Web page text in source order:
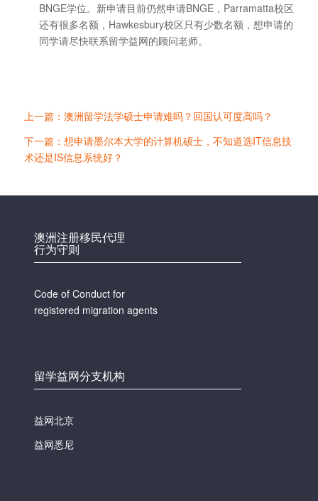
BNGE学位。新申请目前仍然申请BNGE，Parramatta校区
还有很多名额，Hawkesbury校区只有少数名额，想申请的
同学请尽快联系留学益网的顾问老师。
上一篇：澳洲留学法学硕士申请难吗？回国认可度高吗？
下一篇：想申请墨尔本大学的计算机硕士，不知道选IT信息技
术还是IS信息系统好？
澳洲注册移民代理
行为守则
Code of Conduct for
registered migration agents
留学益网分支机构
益网北京
益网悉尼